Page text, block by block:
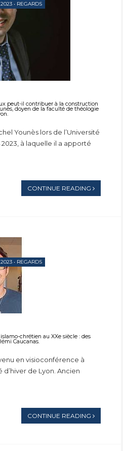
• REGARDS
peut-il contribuer à la construction
doyen de la faculté de théologie
Younès lors de l’Université
à laquelle il a apporté
CONTINUE READING
• REGARDS
chrétien au XXe siècle : des
Caucanas.
en visioconférence à
d’hiver de Lyon. Ancien
CONTINUE READING